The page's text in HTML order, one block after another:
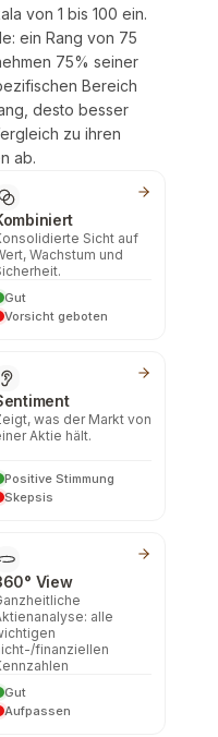
von 1 bis 100 ein.
ein Rang von 75
75% seiner
Bereich
desto besser
zu ihren
ab.
Sicht auf
Wachstum und
Gut
Vorsicht geboten
was der Markt von
Aktie hält.
Positive Stimmung
Skepsis
View
alle
finanziellen
Gut
Aufpassen